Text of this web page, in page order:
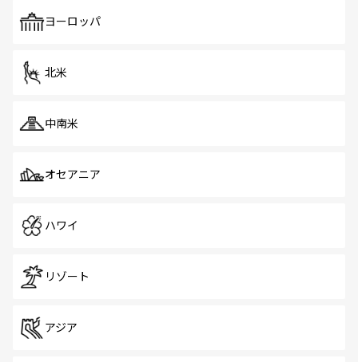
で、ホーカーズは地元の風情を楽しめる外せないスポット
ヨーロッパ
北米
中南米
オセアニア
ハワイ
リゾート
アジア